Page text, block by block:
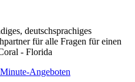
deutschsprachiges
für alle Fragen für einen
- Florida
Angeboten